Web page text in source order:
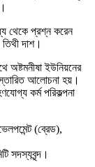
থেকে প্রশ্ন করেন
তিথী দাশ।
অষ্টমনীষা ইউনিয়নের
আলোচনা হয়।
কর্ম পরিকল্পনা
(ব্রেড),
সদস্যবৃন্দ।